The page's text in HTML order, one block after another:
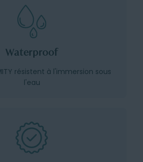
Waterproof
résistent à l'immersion sous
l'eau